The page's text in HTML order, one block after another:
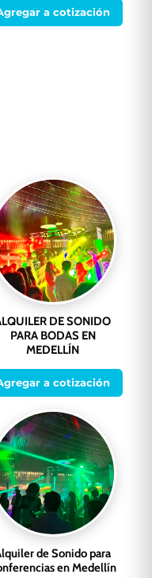
a cotización
DE SONIDO
PARA BODAS EN
MEDELLÍN
a cotización
de Sonido para
en Medellín